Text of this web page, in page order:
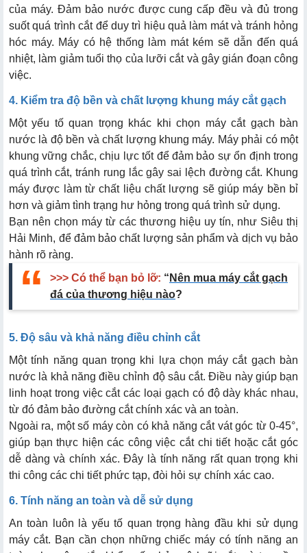
của máy. Đảm bảo nước được cung cấp đều và đủ trong
suốt quá trình cắt để duy trì hiệu quả làm mát và tránh hỏng
hóc máy. Máy có hệ thống làm mát kém sẽ dẫn đến quá
nhiệt, làm giảm tuổi thọ của lưỡi cắt và gây gián đoạn công
việc.
4. Kiểm tra độ bền và chất lượng khung máy cắt gạch
Một yếu tố quan trọng khác khi chọn máy cắt gạch bàn
nước là độ bền và chất lượng khung máy. Máy phải có một
khung vững chắc, chịu lực tốt để đảm bảo sự ổn định trong
quá trình cắt, tránh rung lắc gây sai lệch đường cắt. Khung
máy được làm từ chất liệu chất lượng sẽ giúp máy bền bỉ
hơn và giảm tình trạng hư hỏng trong quá trình sử dụng.
Bạn nên chọn máy từ các thương hiệu uy tín, như Siêu thị
Hải Minh, để đảm bảo chất lượng sản phẩm và dịch vụ bảo
hành rõ ràng.
>>> Có thể bạn bỏ lỡ: “ Nên mua máy cắt gạch
đá của thương hiệu nào?
5. Độ sâu và khả năng điều chỉnh cắt
Một tính năng quan trọng khi lựa chọn máy cắt gạch bàn
nước là khả năng điều chỉnh độ sâu cắt. Điều này giúp bạn
linh hoạt trong việc cắt các loại gạch có độ dày khác nhau,
từ đó đảm bảo đường cắt chính xác và an toàn.
Ngoài ra, một số máy còn có khả năng cắt vát góc từ 0-45°,
giúp bạn thực hiện các công việc cắt chi tiết hoặc cắt góc
dễ dàng và chính xác. Đây là tính năng rất quan trọng khi
thi công các chi tiết phức tạp, đòi hỏi sự chính xác cao.
6. Tính năng an toàn và dễ sử dụng
An toàn luôn là yếu tố quan trọng hàng đầu khi sử dụng
máy cắt. Bạn cần chọn những chiếc máy có tính năng an